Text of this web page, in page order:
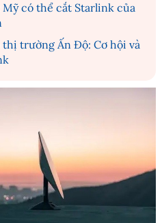
có thể cắt Starlink của
trường Ấn Độ: Cơ hội và